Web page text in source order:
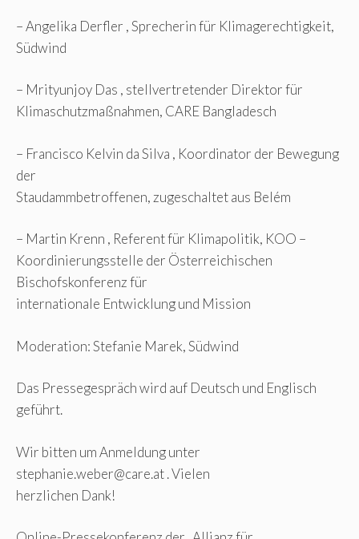
– Angelika Derfler , Sprecherin für Klimagerechtigkeit,
Südwind
– Mrityunjoy Das , stellvertretender Direktor für
Klimaschutzmaßnahmen, CARE Bangladesch
– Francisco Kelvin da Silva , Koordinator der Bewegung
der
Staudammbetroffenen, zugeschaltet aus Belém
– Martin Krenn , Referent für Klimapolitik, KOO –
Koordinierungsstelle der Österreichischen
Bischofskonferenz für
internationale Entwicklung und Mission
Moderation: Stefanie Marek, Südwind
Das Pressegespräch wird auf Deutsch und Englisch
geführt.
Wir bitten um Anmeldung unter
stephanie.weber@care.at. Vielen
herzlichen Dank!